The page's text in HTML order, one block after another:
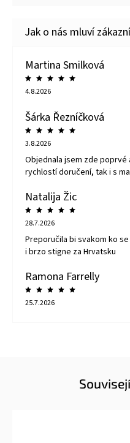
Martina Smilková
4.8.2026
Šárka Řezníčková
3.8.2026
Objednala jsem zde poprvé
rychlostí doručení, tak i s
Natalija Žic
28.7.2026
Preporučila bi svakom ko
i brzo stigne za Hrvatsku
Ramona Farrelly
25.7.2026